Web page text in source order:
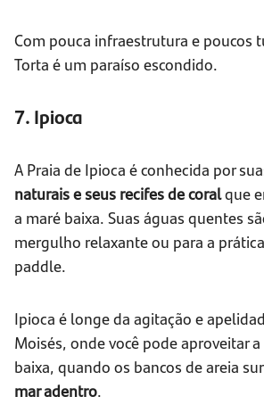
Com pouca infraestrutura e poucos
Torta é um paraíso escondido.
7. Ipioca
A Praia de Ipioca é conhecida por
naturais e seus recifes de coralque
a maré baixa. Suas águas quentes
mergulho relaxante ou para a
paddle.
Ipioca é longe da agitação e
Moisés, onde você podeaproveitar
baixa, quando os bancos de areia
mar adentro.